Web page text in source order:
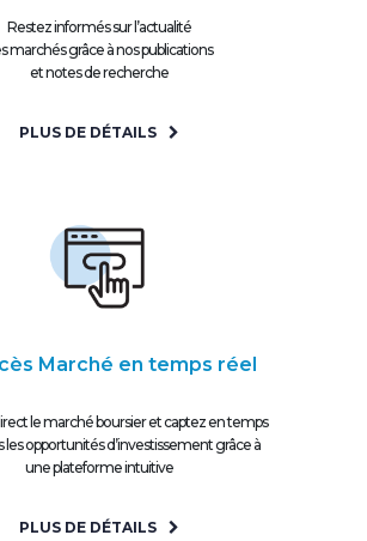
Restez informés sur l’actualité
marchés grâce à nos publications
et notes de recherche
PLUS DE DÉTAILS
Marché en temps réel
le marché boursier et captez en temps
les opportunités d’investissement grâce à
une plateforme intuitive
PLUS DE DÉTAILS